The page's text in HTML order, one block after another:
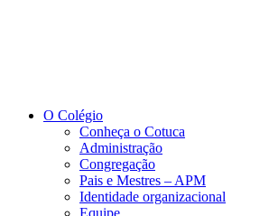
O Colégio
Conheça o Cotuca
Administração
Congregação
Pais e Mestres – APM
Identidade organizacional
Equipe